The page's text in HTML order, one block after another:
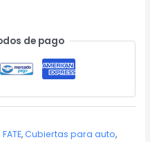
de pago
,Cubiertas para auto,